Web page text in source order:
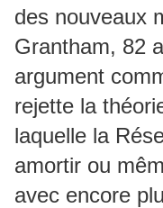
des nouveaux
Grantham, 82
argument
rejette la
laquelle la
amortir ou
avec encore